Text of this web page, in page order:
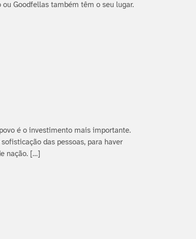
Goodfellas também têm o seu lugar.
é o investimento mais importante.
das pessoas, para haver
nação. […]